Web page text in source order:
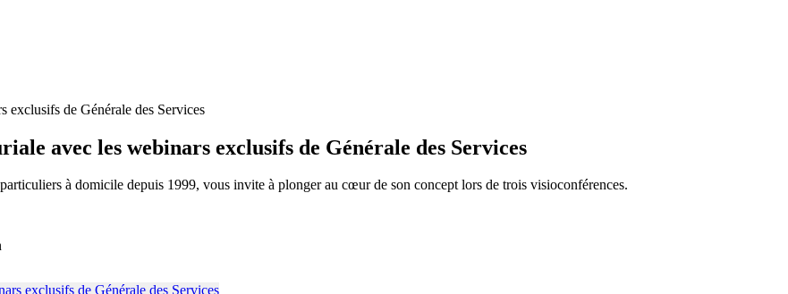
exclusifs de Générale des Services
avec les webinars exclusifs de Générale des Services
à domicile depuis 1999, vous invite à plonger au cœur de son concept lors de trois visioconférences.